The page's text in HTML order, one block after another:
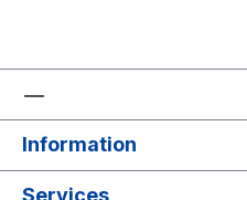
Information
Services